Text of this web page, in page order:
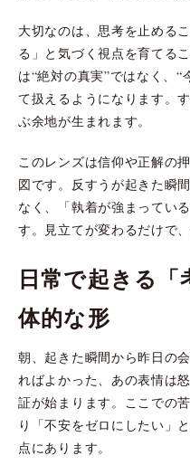
大切なのは、思考を止める
る」と気づく視点を育てる
は“絶対の真実”ではなく、
て扱えるようになります。
ぶ余地が生まれます。
このレンズは信仰や正解の
図です。反すうが起きた瞬
なく、「執着が強まってい
す。見立てが変わるだけで
日常で起きる
体的な形
朝、起きた瞬間から昨日の
ればよかった、あの表情は
証が始まります。ここでの
り「不安をゼロにしたい」
点にあります。